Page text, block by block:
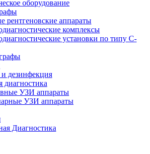
оборудование
рентгеновские аппараты
комплексы
установки по типу С-
дезинфекция
диагностика
УЗИ аппараты
УЗИ аппараты
Диагностика